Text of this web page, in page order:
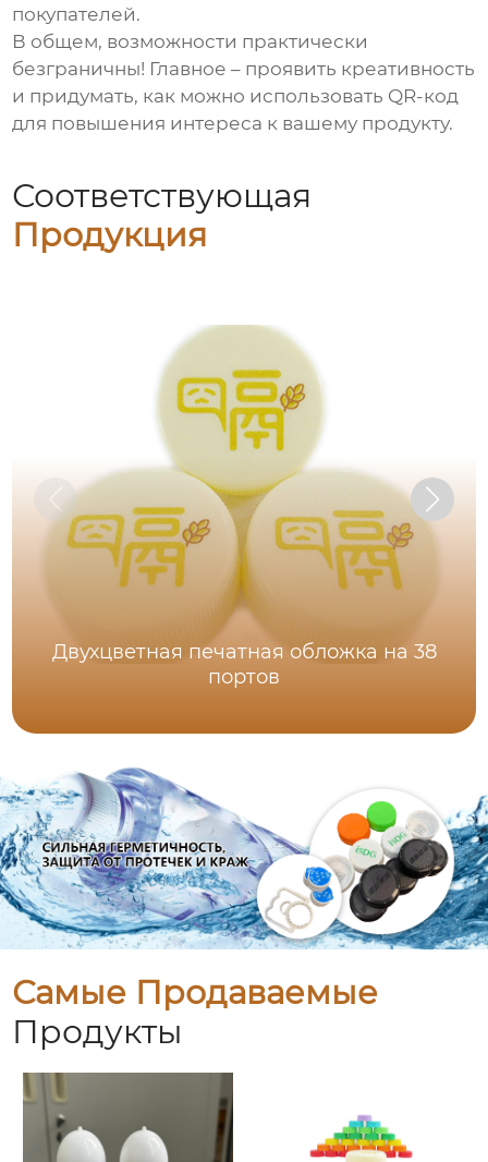
покупателей.
В общем, возможности практически
безграничны! Главное – проявить креативность
и придумать, как можно использовать QR-код
для повышения интереса к вашему продукту.
Соответствующая
Продукция
Двухцветная печатная обложка на 38
портов
Самые Продаваемые
Продукты